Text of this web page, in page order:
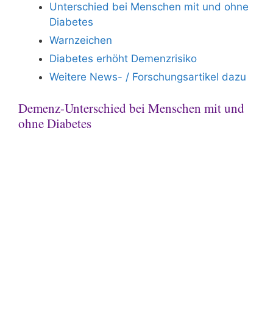
Unterschied bei Menschen mit und ohne
Diabetes
Warnzeichen
Diabetes erhöht Demenzrisiko
Weitere News- / Forschungsartikel dazu
Demenz-Unterschied bei Menschen mit und
ohne Diabetes